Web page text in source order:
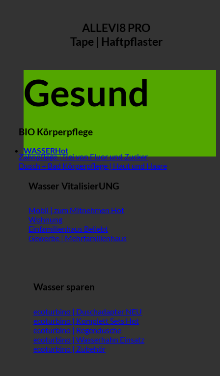
ALLEVI8 PRO
Tape | Haftpflaster
Gesund
BIO Körperpflege
Zahnpflege | frei von Fluor und Zucker
Dusch + Bad Körperpflege | Haut und Haare
WASSER
Wasser VitalisierUNG
Mobil | zum Mitnehmen
Wohnung
Einfamilienhaus
Gewerbe | Mehrfamilienhaus
Wasser sparen
ecoturbino | Duschadapter
ecoturbino | Komplett Sets
ecoturbino | Regendusche
ecoturbino | Wasserhahn Einsatz
ecoturbino | Zubehör